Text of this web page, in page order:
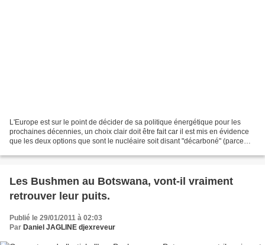
L'Europe est sur le point de décider de sa politique énergétique pour les
prochaines décennies, un choix clair doit être fait car il est mis en évidence
que les deux options que sont le nucléaire soit disant "décarboné" (parce
Les Bushmen au Botswana, vont-il vraiment
retrouver leur puits.
Publié le 29/01/2011 à 02:03
Par Daniel JAGLINE djexreveur